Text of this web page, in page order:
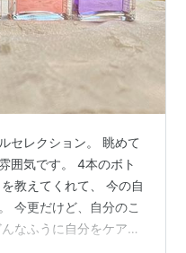
セレクション。 眺めて
囲気です。 4本のボト
教えてくれて、 今の自
今更だけど、自分のこ
なふうに自分をケアし